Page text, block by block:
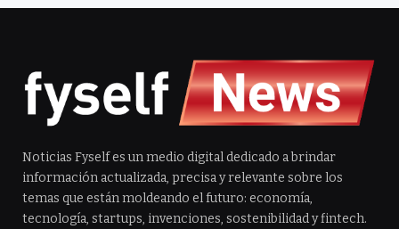
Noticias Fyself es un medio digital dedicado a brindar
información actualizada, precisa y relevante sobre los
temas que están moldeando el futuro: economía,
tecnología, startups, invenciones, sostenibilidad y fintech.